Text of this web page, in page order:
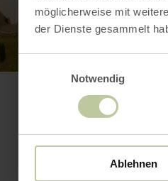
möglicherweise mit
der Dienste gesammelt
Notwendig
Ablehnen